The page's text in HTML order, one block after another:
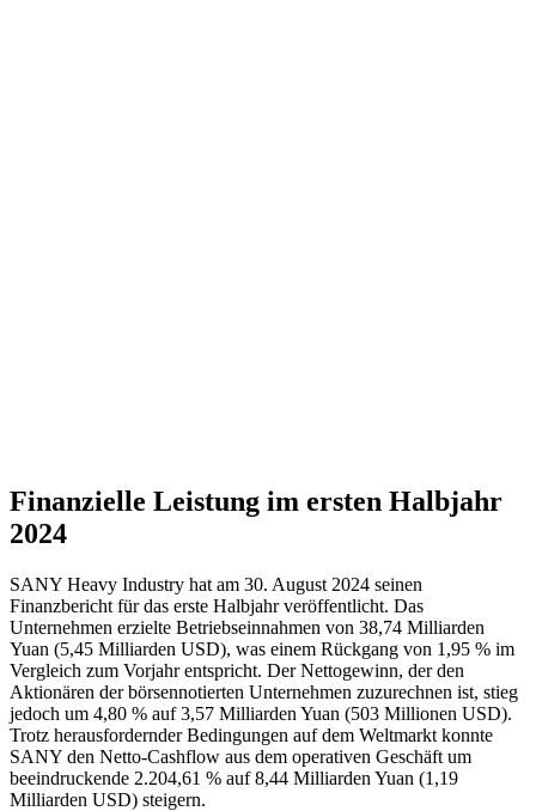
Finanzielle Leistung im ersten Halbjahr
2024
SANY Heavy Industry hat am 30. August 2024 seinen
Finanzbericht für das erste Halbjahr veröffentlicht. Das
Unternehmen erzielte Betriebseinnahmen von 38,74 Milliarden
Yuan (5,45 Milliarden USD), was einem Rückgang von 1,95 % im
Vergleich zum Vorjahr entspricht. Der Nettogewinn, der den
Aktionären der börsennotierten Unternehmen zuzurechnen ist, stieg
jedoch um 4,80 % auf 3,57 Milliarden Yuan (503 Millionen USD).
Trotz herausfordernder Bedingungen auf dem Weltmarkt konnte
SANY den Netto-Cashflow aus dem operativen Geschäft um
beeindruckende 2.204,61 % auf 8,44 Milliarden Yuan (1,19
Milliarden USD) steigern.